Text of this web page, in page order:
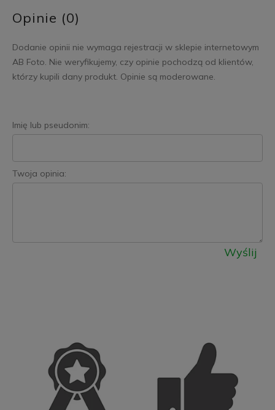
Opinie (0)
Dodanie opinii nie wymaga rejestracji w sklepie internetowym
AB Foto. Nie weryfikujemy, czy opinie pochodzą od klientów,
którzy kupili dany produkt. Opinie są moderowane.
Imię lub pseudonim:
Twoja opinia:
Wyślij